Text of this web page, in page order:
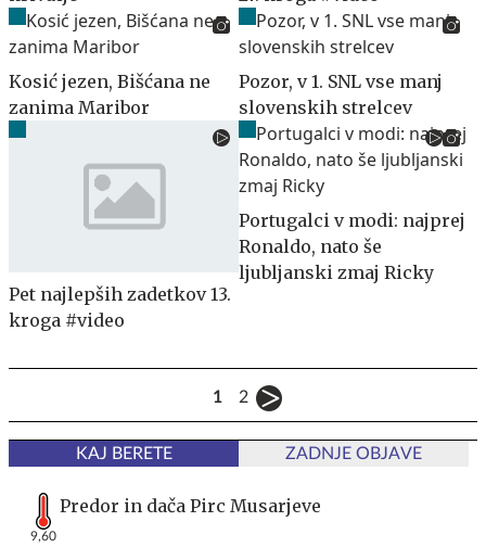
Kosić jezen, Bišćana ne
zanima Maribor
Pozor, v 1. SNL vse manj
slovenskih strelcev
Pet najlepših zadetkov 13.
kroga #video
Portugalci v modi: najprej
Ronaldo, nato še
ljubljanski zmaj Ricky
1 2
KAJ BERETE ZADNJE OBJAVE
9,60
Predor in dača Pirc Musarjeve